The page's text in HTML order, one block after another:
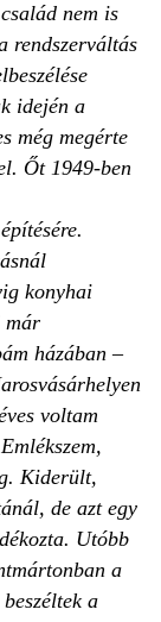
nem is
rendszerváltás
idején a
még megérte
Őt 1949-ben
konyhai
már
házában –
voltam
Kiderült,
de azt egy
Utóbb
a
a